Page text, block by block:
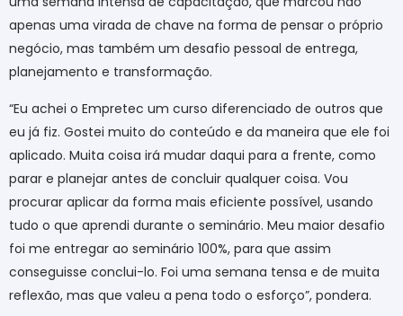
apenas uma virada de chave na forma de pensar o próprio
negócio, mas também um desafio pessoal de entrega,
planejamento e transformação.
“Eu achei o Empretec um curso diferenciado de outros que
eu já fiz. Gostei muito do conteúdo e da maneira que ele foi
aplicado. Muita coisa irá mudar daqui para a frente, como
parar e planejar antes de concluir qualquer coisa. Vou
procurar aplicar da forma mais eficiente possível, usando
tudo o que aprendi durante o seminário. Meu maior desafio
foi me entregar ao seminário 100%, para que assim
conseguisse conclui-lo. Foi uma semana tensa e de muita
reflexão, mas que valeu a pena todo o esforço”, pondera.